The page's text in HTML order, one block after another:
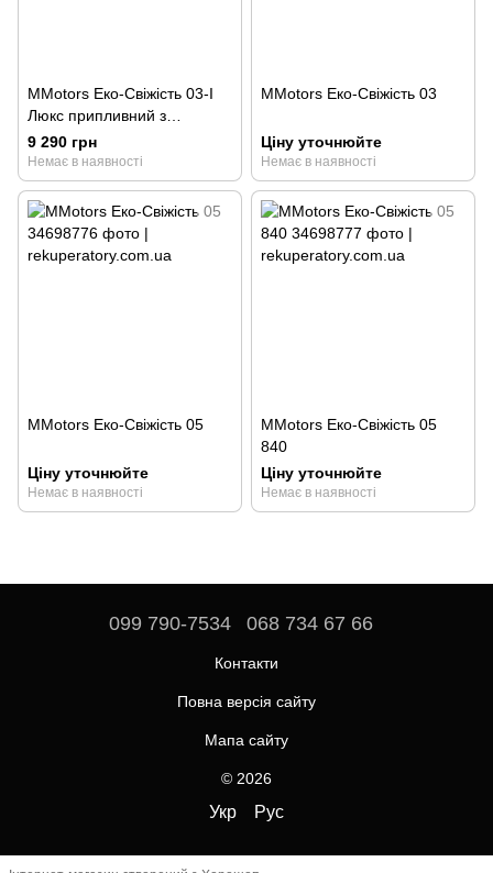
MMotors Еко-Свіжість 03-І
Люкс припливний з
підігрівом
9 290 грн
Немає в наявності
MMotors Еко-Свіжість 03
Ціну уточнюйте
Немає в наявності
MMotors Еко-Свіжість 05
Ціну уточнюйте
Немає в наявності
MMotors Еко-Свіжість 05
840
Ціну уточнюйте
Немає в наявності
099 790-7534 068 734 67 66
Контакти
Повна версія сайту
Мапа сайту
© 2026
Укр Рус